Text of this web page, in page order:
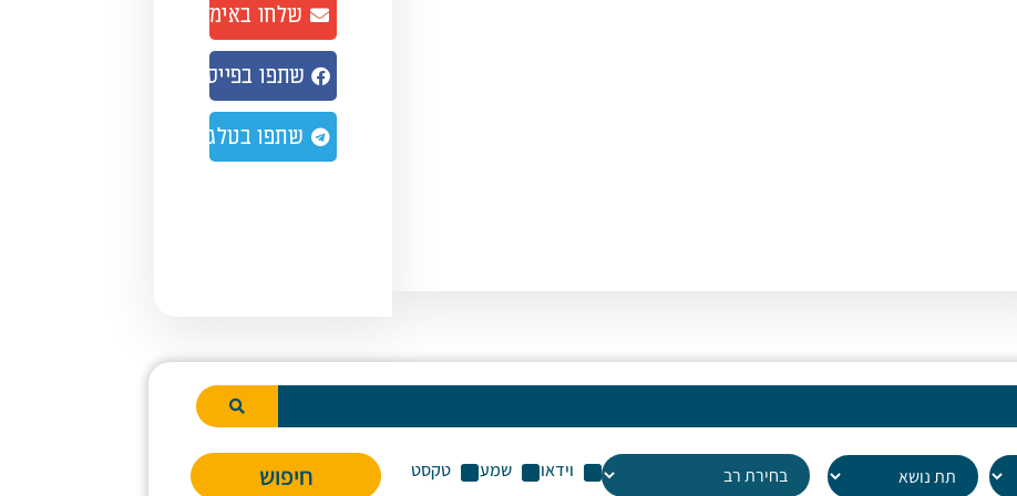
שלחו באימייל
שתפו בפייסבוק
שתפו בטלגרם
וידאו שמע טקסט חיפוש